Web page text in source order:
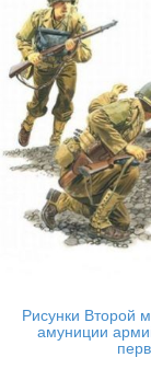
Рисунки Второй
амуниции